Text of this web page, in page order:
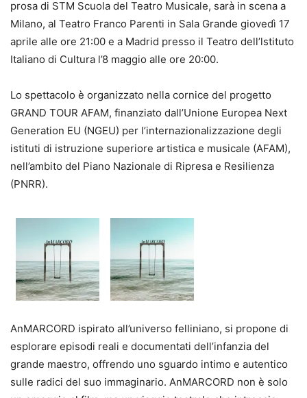
prosa di STM Scuola del Teatro Musicale, sarà in scena a
Milano, al Teatro Franco Parenti in Sala Grande giovedì 17
aprile alle ore 21:00 e a Madrid presso il Teatro dell’lstituto
Italiano di Cultura l’8 maggio alle ore 20:00.
Lo spettacolo è organizzato nella cornice del progetto
GRAND TOUR AFAM, finanziato dall’Unione Europea Next
Generation EU (NGEU) per l’internazionalizzazione degli
istituti di istruzione superiore artistica e musicale (AFAM),
nell’ambito del Piano Nazionale di Ripresa e Resilienza
(PNRR).
AnMARCORD ispirato all’universo felliniano, si propone di
esplorare episodi reali e documentati dell’infanzia del
grande maestro, offrendo uno sguardo intimo e autentico
sulle radici del suo immaginario. AnMARCORD non è solo